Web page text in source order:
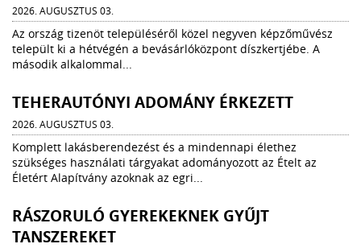
2026. AUGUSZTUS 03.
Az ország tizenöt településéről közel negyven képzőművész
települt ki a hétvégén a bevásárlóközpont díszkertjébe. A
második alkalommal...
TEHERAUTÓNYI ADOMÁNY ÉRKEZETT
2026. AUGUSZTUS 03.
Komplett lakásberendezést és a mindennapi élethez
szükséges használati tárgyakat adományozott az Ételt az
Életért Alapítvány azoknak az egri...
RÁSZORULÓ GYEREKEKNEK GYŰJT
TANSZEREKET